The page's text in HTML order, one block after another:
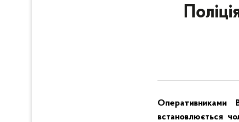
Оперативниками
встановлюється